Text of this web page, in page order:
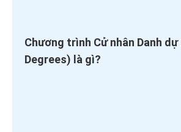
Chương trình Cử nhân Danh
Degrees) là gì?